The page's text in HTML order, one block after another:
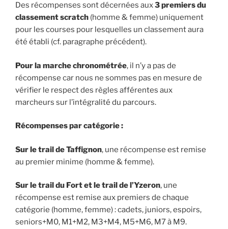
Des récompenses sont décernées aux3 premiers du
classement scratch (homme & femme) uniquement
pour les courses pour lesquelles un classement aura
été établi (cf. paragraphe précédent).
Pour la marche chronométrée, il n’y a pas de
récompense car nous ne sommes pas en mesure de
vérifier le respect des règles afférentes aux
marcheurs sur l’intégralité du parcours.
Récompenses par catégorie :
Sur le trail de Taffignon, une récompense est remise
au premier minime (homme & femme).
Sur le trail du Fort et le trail de l’Yzeron, une
récompense est remise aux premiers de chaque
catégorie (homme, femme) : cadets, juniors, espoirs,
seniors+M0, M1+M2, M3+M4, M5+M6, M7 à M9.